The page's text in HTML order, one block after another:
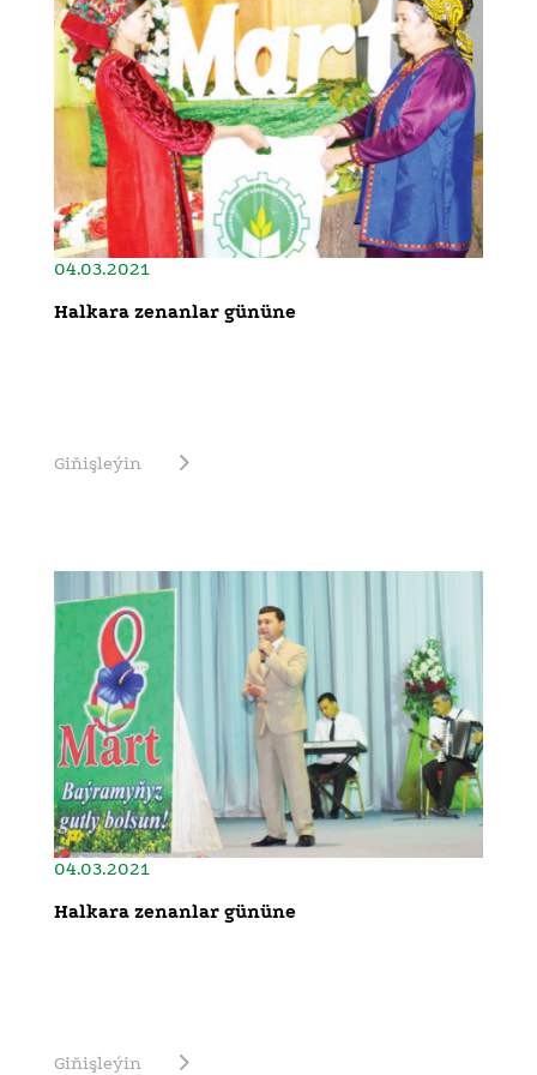
04.03.2021
Halkara zenanlar gününe
Giňişleýin
04.03.2021
Halkara zenanlar gününe
Giňişleýin